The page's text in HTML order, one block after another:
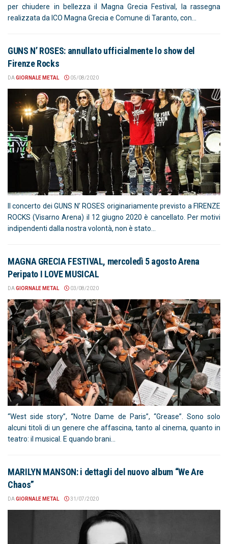
per chiudere in bellezza il Magna Grecia Festival, la rassegna
realizzata da ICO Magna Grecia e Comune di Taranto, con...
GUNS N’ ROSES: annullato ufficialmente lo show del
Firenze Rocks
DAGIORNALE METAL 05/08/2020
Il concerto dei GUNS N’ ROSES originariamente previsto a FIRENZE
ROCKS (Visarno Arena) il 12 giugno 2020 è cancellato. Per motivi
indipendenti dalla nostra volontà, non è stato...
MAGNA GRECIA FESTIVAL, mercoledì 5 agosto Arena
Peripato I LOVE MUSICAL
DAGIORNALE METAL 03/08/2020
“West side story”, “Notre Dame de Paris”, “Grease”. Sono solo
alcuni titoli di un genere che affascina, tanto al cinema, quanto in
teatro: il musical. E quando brani...
MARILYN MANSON: i dettagli del nuovo album “We Are
Chaos”
DAGIORNALE METAL 31/07/2020